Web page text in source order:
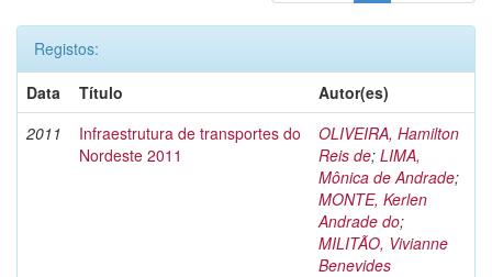
Registos:
Data
Título
Autor(es)
2011
Infraestrutura de transportes do
Nordeste 2011
OLIVEIRA, Hamilton
Reis de; LIMA,
Mônica de Andrade;
MONTE, Kerlen
Andrade do;
MILITÃO, Vivianne
Benevides